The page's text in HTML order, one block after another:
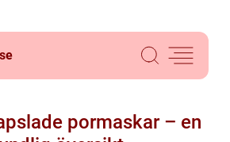
se
pormaskar – en